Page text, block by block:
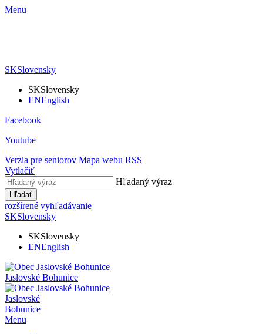
Menu
SKSlovensky
SKSlovensky
ENEnglish
Facebook
Youtube
Verzia pre seniorov Mapa webu RSS
Vytlačiť
Hľadaný výraz
Hľadať
rozšírené vyhľadávanie
SKSlovensky
SKSlovensky
ENEnglish
Jaslovské Bohunice
Jaslovské
Bohunice
Menu